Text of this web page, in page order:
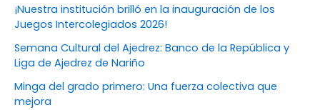
¡Nuestra institución brilló en la inauguración de los
Juegos Intercolegiados 2026!
Semana Cultural del Ajedrez: Banco de la República y
Liga de Ajedrez de Nariño
Minga del grado primero: Una fuerza colectiva que
mejora